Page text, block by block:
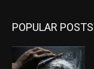
POPULAR POSTS